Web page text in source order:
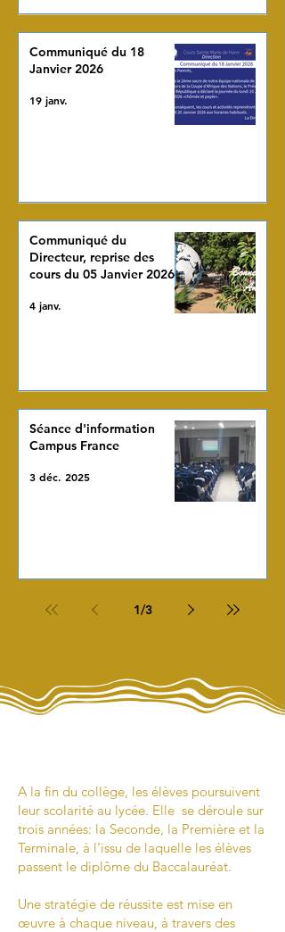
Communiqué du 18
Janvier 2026
19 janv.
Communiqué du
Directeur, reprise des
cours du 05 Janvier 2026
4 janv.
Séance d'information
Campus France
3 déc. 2025
1/3
A la fin du collège, les élèves poursuivent
leur scolarité au lycée. Elle se déroule sur
trois années: la Seconde, la Première et la
Terminale, à l’issu de laquelle les élèves
passent le diplôme du Baccalauréat.
Une stratégie de réussite est mise en
œuvre à chaque niveau, à travers des